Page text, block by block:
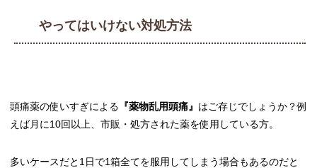
やってはいけない対処方法
頭痛薬の使いすぎによる 『薬物乱用頭痛』 はご存じでしょうか？例
えば月に10回以上、市販・処方された薬を使用している方。
多いケースだと1日で1箱全てを服用してしまう場合もあるのだと